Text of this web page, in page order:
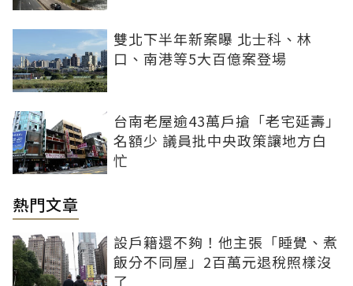
雙北下半年新案曝 北士科、林
口、南港等5大百億案登場
台南老屋逾43萬戶搶「老宅延壽」
名額少 議員批中央政策讓地方白
忙
熱門文章
設戶籍還不夠！他主張「睡覺、煮
飯分不同屋」2百萬元退稅照樣沒
了